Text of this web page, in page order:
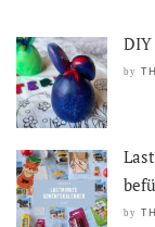
by
by